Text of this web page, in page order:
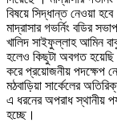
বিষয়ে সিদ্ধান্ত নেওয়া
মাদ্রাসার গভর্নিং বডির
খালিদ সাইফুল্লাহ আমিন
হলেও কিছুটা অবগত
করে প্রয়োজনীয় পদক্ষেপ
মঠবাড়িয়া সার্কেলের
এ ধরনের অপরাধ স্থানীয়
হচ্ছে।